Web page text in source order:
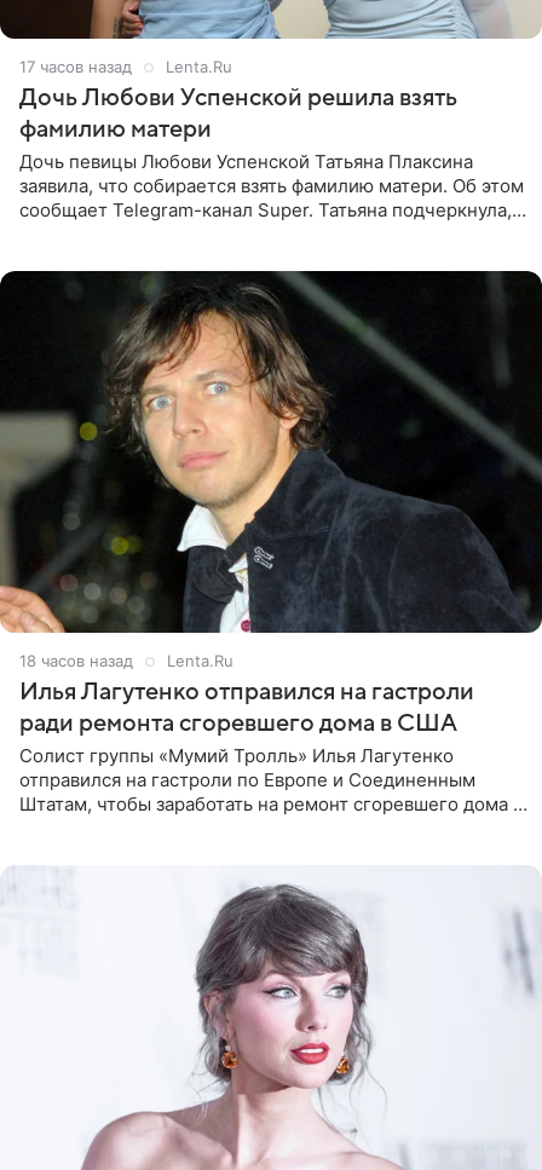
17 часов назад Lenta.Ru
Дочь Любови Успенской решила взять
фамилию матери
Дочь певицы Любови Успенской Татьяна Плаксина
заявила, что собирается взять фамилию матери. Об этом
сообщает Telegram-канал Super. Татьяна подчеркнула,
18 часов назад Lenta.Ru
Илья Лагутенко отправился на гастроли
ради ремонта сгоревшего дома в США
Солист группы «Мумий Тролль» Илья Лагутенко
отправился на гастроли по Европе и Соединенным
Штатам, чтобы заработать на ремонт сгоревшего дома в